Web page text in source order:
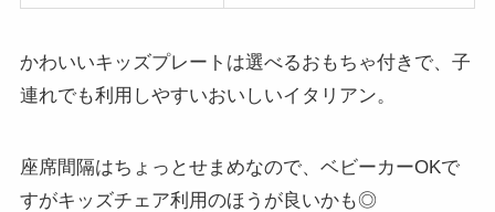
かわいいキッズプレートは選べるおもちゃ付きで、子
連れでも利用しやすいおいしいイタリアン。
座席間隔はちょっとせまめなので、ベビーカーOKで
すがキッズチェア利用のほうが良いかも◎